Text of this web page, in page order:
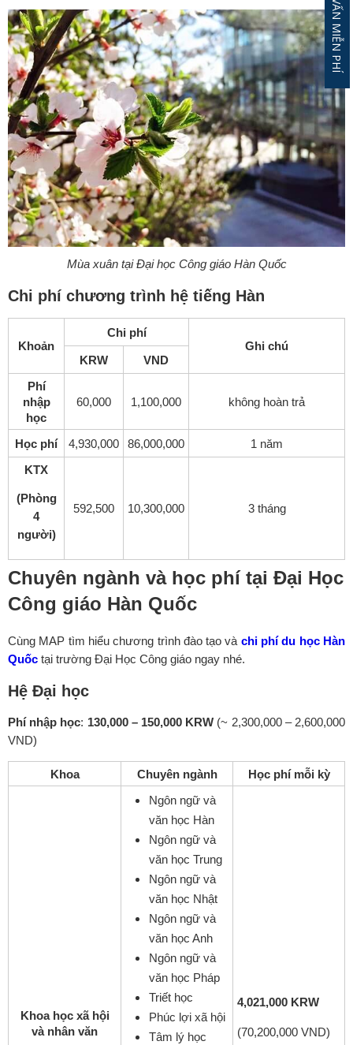
Mùa xuân tại Đại học Công giáo Hàn Quốc
Chi phí chương trình hệ tiếng Hàn
Khoản
Chi phí
Ghi chú
KRW
VND
Phí
nhập
học
60,000 1,100,000 không hoàn trả
Học phí 4,930,000 86,000,000
1 năm
KTX
(Phòng
4
người)
592,500 10,300,000 3 tháng
Chuyên ngành và học phí tại Đại Học
Công giáo Hàn Quốc
Cùng MAP tìm hiểu chương trình đào tạo và chi phí du học Hàn
Quốc tại trường Đại Học Công giáo ngay nhé.
Hệ Đại học
Phí nhập học: 130,000 – 150,000 KRW (~ 2,300,000 – 2,600,000
VND)
Khoa Chuyên ngành Học phí mỗi kỳ
Khoa học xã hội
và nhân văn
Ngôn ngữ và
văn học Hàn
Ngôn ngữ và
văn học Trung
Ngôn ngữ và
văn học Nhật
Ngôn ngữ và
văn học Anh
Ngôn ngữ và
văn học Pháp
Triết học
Phúc lợi xã hội
Tâm lý học
4,021,000 KRW
(70,200,000 VND)